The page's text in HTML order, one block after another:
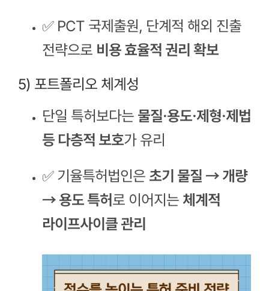
✅ PCT 국제출원, 단계적 해외 진출
전략으로 비용 효율적 권리 확보
5) 포트폴리오 체계성
단일 특허보다는 물질·용도·제형·제법
등 다층적 보호가 유리
✅ 기율특허법인은 초기 물질 → 개량
→ 용도 특허로 이어지는 체계적
라이프사이클 관리